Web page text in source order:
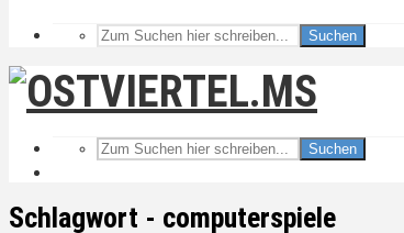
Suchen
Suchen
Schlagwort - computerspiele